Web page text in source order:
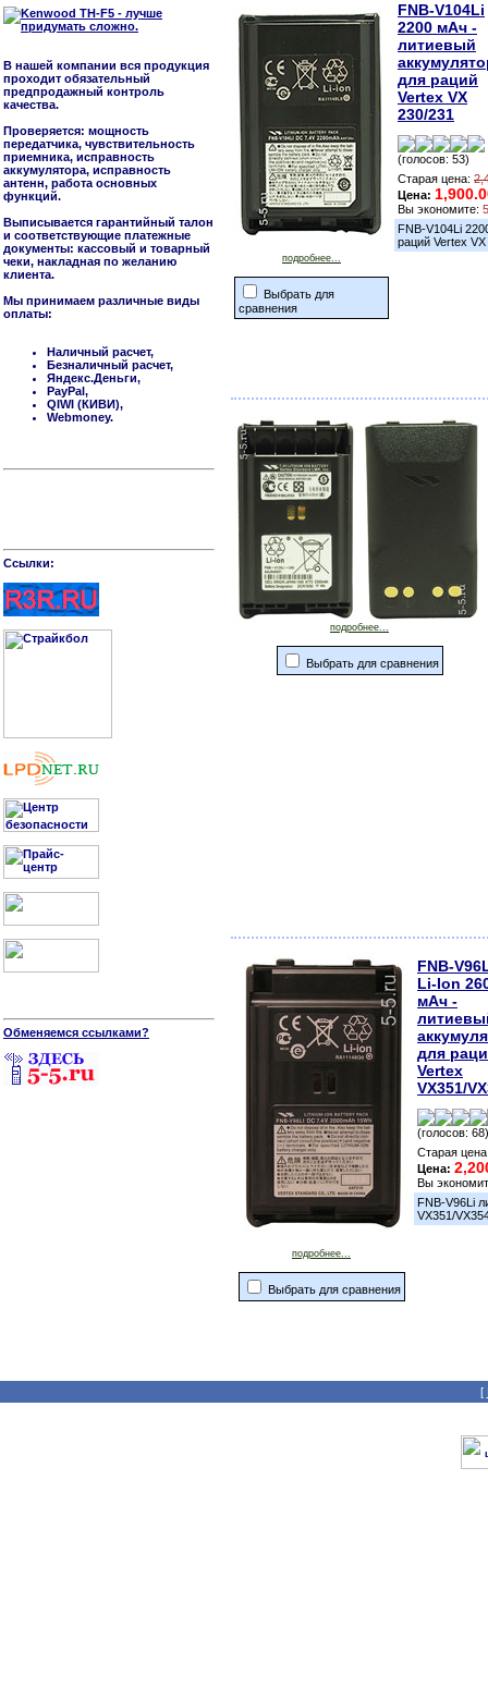
В нашей компании вся продукция
проходит обязательный
предпродажный контроль
качества.
Проверяется: мощность
передатчика, чувствительность
приемника, исправность
аккумулятора, исправность
антенн, работа основных
функций.
Выписывается гарантийный талон
и соответствующие платежные
документы: кассовый и товарный
чеки, накладная по желанию
клиента.
Мы принимаем различные виды
оплаты:
Наличный расчет,
Безналичный расчет,
Яндекс.Деньги,
PayPal,
QIWI (КИВИ),
Webmoney.
Cсылки:
Обменяемся ссылками?
подробнее...
Выбрать для
сравнения
FNB-V104Li
2200 мАч -
литиевый
для раций
Vertex VX
230/231
(голосов: 53)
Старая цена:
Цена:
Вы экономите:
FNB-V104Li
раций Vertex
подробнее...
Выбрать для сравнения
подробнее...
Выбрать для сравнения
FNB-
Li-Ion
мАч -
для
Vertex
VX351/
(голосов: 68)
Старая
Цена:
Вы
FNB-V96Li
VX351/
[